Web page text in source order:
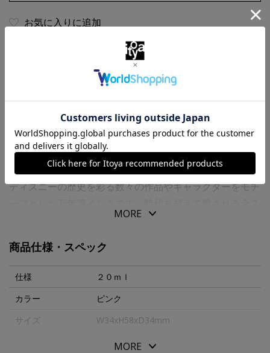
お気に入りに追加
返品・交換について
商品の特徴
こちらの商品はお一人様3点までお求め頂けます。
ディズニーの歴史を彩る数々の作品やキャラクターをモチ
０作品を映画のワンシーンとともに色で表現しました。
オーロラ姫をイメージしたピンクカラーです。夢でも出逢
ったあの人が迎えに来てくれる日まで、深い深い眠りの中
で。
MORE
商品仕様・スペック
仕様
２０ｍｌ
カラー
ピンク
サイズ
W34xH58xD34mm
W37.5xH61xD37.5mm
MORE